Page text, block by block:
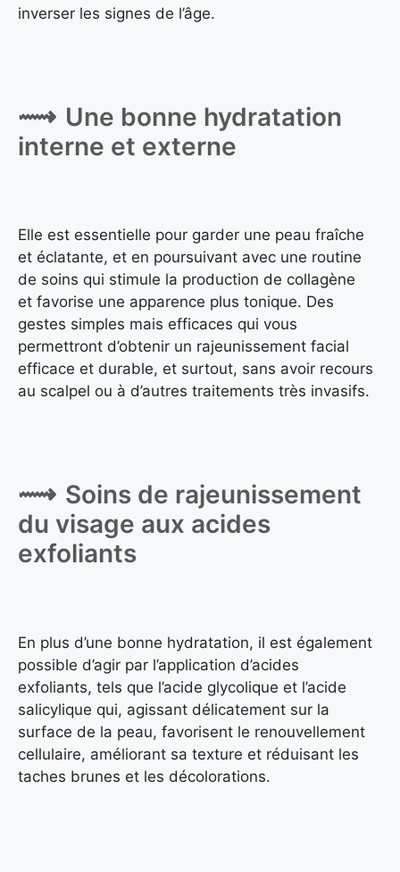
inverser les signes de l’âge.
Une bonne hydratation
interne et externe
Elle est essentielle pour garder une peau fraîche
et éclatante, et en poursuivant avec une routine
de soins qui stimule la production de collagène
et favorise une apparence plus tonique. Des
gestes simples mais efficaces qui vous
permettront d’obtenir un rajeunissement facial
efficace et durable, et surtout, sans avoir recours
au scalpel ou à d’autres traitements très invasifs.
Soins de rajeunissement
du visage aux acides
exfoliants
En plus d’une bonne hydratation, il est également
possible d’agir par l’application d’acides
exfoliants, tels que l’acide glycolique et l’acide
salicylique qui, agissant délicatement sur la
surface de la peau, favorisent le renouvellement
cellulaire, améliorant sa texture et réduisant les
taches brunes et les décolorations.